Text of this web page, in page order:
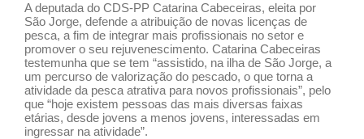
A deputada do CDS-PP Catarina Cabeceiras, eleita por
São Jorge, defende a atribuição de novas licenças de
pesca, a fim de integrar mais profissionais no setor e
promover o seu rejuvenescimento. Catarina Cabeceiras
testemunha que se tem “assistido, na ilha de São Jorge, a
um percurso de valorização do pescado, o que torna a
atividade da pesca atrativa para novos profissionais”, pelo
que “hoje existem pessoas das mais diversas faixas
etárias, desde jovens a menos jovens, interessadas em
ingressar na atividade”.